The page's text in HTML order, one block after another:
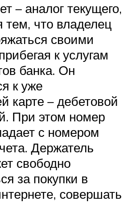
– аналог текущего,
тем, что владелец
своими
к услугам
банка. Он
к уже
карте – дебетовой
При этом номер
с номером
Держатель
свободно
за покупки в
совершать